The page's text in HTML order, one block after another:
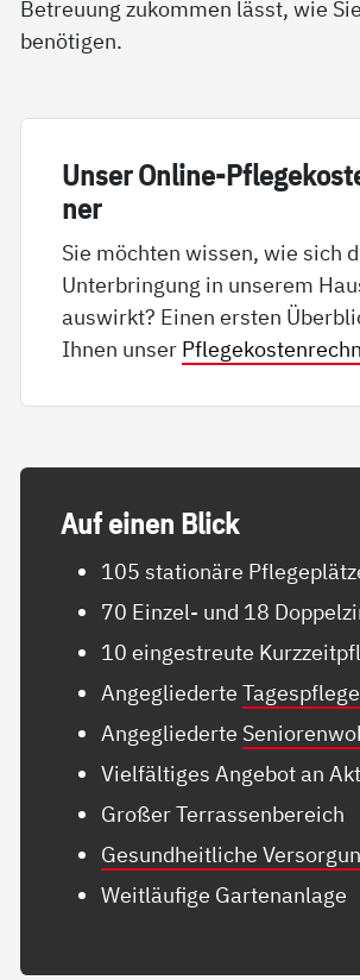
Betreuung zukommen lässt, wie
benötigen.
Un­ser On­li­ne-
ner
Sie möchten wissen, wie sich
Unterbringung in unserem
auswirkt? Einen ersten
Ihnen unser
Auf ei­nen Blick
105 stationäre
70 Einzel- und 18
10 eingestreute
AngegliederteTagespflege
Angegliederte
Vielfältiges Angebot an
Großer Terrassenbereich
Gesundheitliche
Weitläufige Gartenanlage